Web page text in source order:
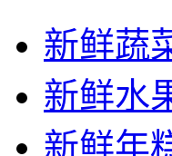
新鲜蔬
新鲜水
新鲜年